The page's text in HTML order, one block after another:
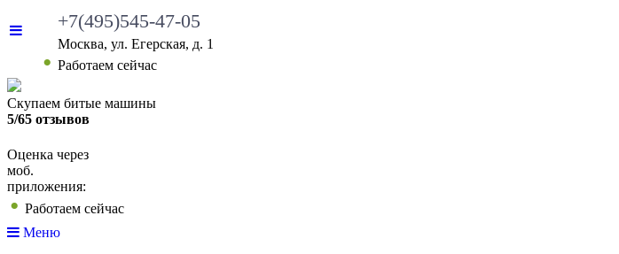
+7(495)545-47-05
Москва, ул. Егерская, д. 1
• Работаем сейчас
Скупаем битые машины
5/65 отзывов
Оценка через
моб.
приложения:
• Работаем сейчас
Меню